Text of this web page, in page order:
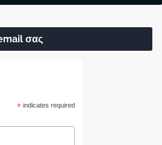
σας
* indicates required